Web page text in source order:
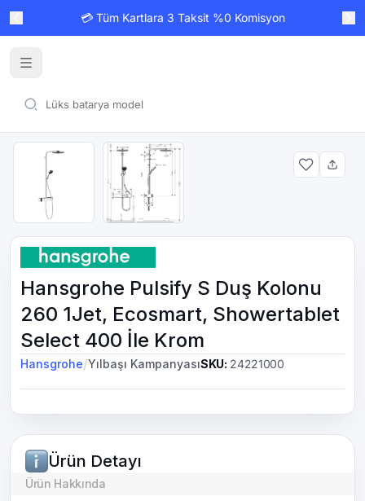
💳 Tüm Kartlara 3 Taksit %0 Komisyon
Hansgrohe Pulsify S Duş Kolonu
260 1Jet, Ecosmart, Showertablet
Select 400 İle Krom
Hansgrohe/Yılbaşı KampanyasıSKU: 24221000
Ürün Detayı
Ürün Hakkında